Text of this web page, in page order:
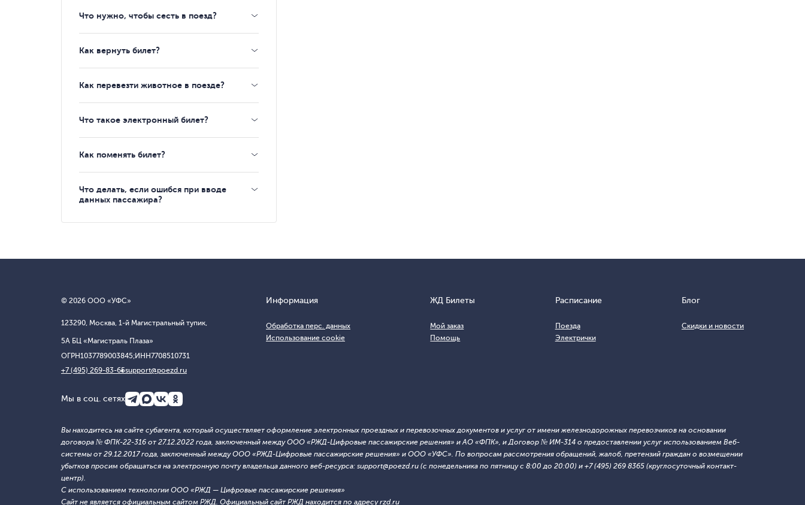
Что нужно, чтобы сесть в поезд?
Как вернуть билет?
Как перевезти животное в поезде?
Что такое электронный билет?
Как поменять билет?
Что делать, если ошибся при вводе
данных пассажира?
© 2026 ООО «УФС»
123290, Москва, 1-й Магистральный тупик,
5А БЦ «Магистраль Плаза»
ОГРН1037789003845;ИНН7708510731
+7 (495) 269-83-65support@poezd.ru
Информация
Обработка перс. данных
Использование cookie
ЖД Билеты
Мой заказ
Помощь
Расписание
Поезда
Электрички
Блог
Скидки и новости
Мы в соц. сетях
Вы находитесь на сайте субагента, который осуществляет оформление электронных проездных и перевозочных документов и услуг от имени железнодорожных перевозчиков на основании
договора № ФПК-22-316 от 27.12.2022 года, заключенный между ООО «РЖД-Цифровые пассажирские решения» и АО «ФПК», и Договор № ИМ-314 о предоставлении услуг использованием Веб-
системы от 29.12.2017 года, заключенный между ООО «РЖД-Цифровые пассажирские решения» и ООО «УФС». По вопросам рассмотрения обращений, жалоб, претензий граждан о возмещении
убытков просим обращаться на электронную почту владельца данного веб-ресурса: support@poezd.ru (с понедельника по пятницу с 8:00 до 20:00) и +7 (495) 269 8365 (круглосуточный контакт-
центр).
С использованием технологии ООО «РЖД — Цифровые пассажирские решения»
Сайт не является официальным сайтом РЖД. Официальный сайт РЖД находится по адресу rzd.ru